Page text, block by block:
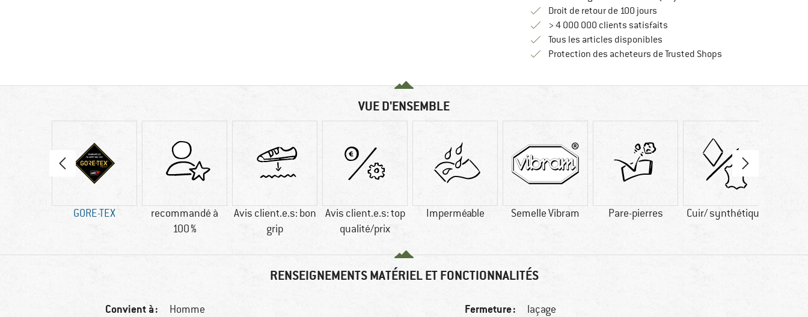
Droit de retour de 100 joursTrouve les informations de
> 4 000 000 clients satisfaits
Tous les articles disponibles
Protection des acheteurs de Trusted ShopsTrouve toutes les
VUE D'ENSEMBLE
GORE-TEX
recommandé à
100 %
Avis client.e.s: bon
grip
Avis client.e.s: top
qualité/prix
Imperméable Semelle Vibram Pare-pierres Cuir/ synthétique
RENSEIGNEMENTS MATÉRIEL ET FONCTIONNALITÉS
Convient à : Homme Fermeture : laçage